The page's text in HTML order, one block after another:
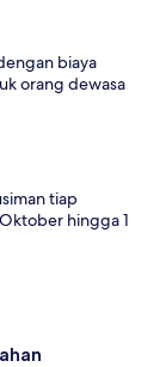
biaya
orang dewasa
tiap
hingga 1